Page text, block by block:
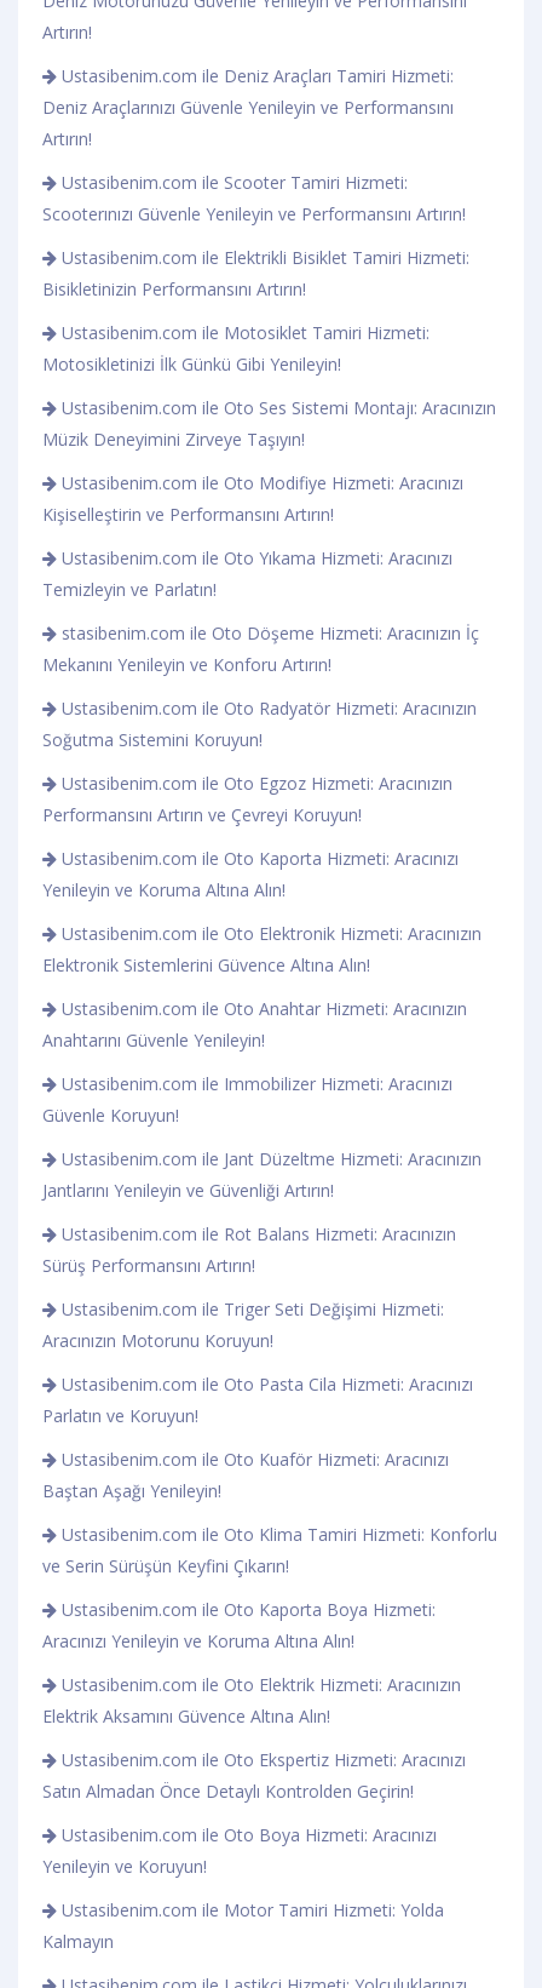
Artırın!
Ustasibenim.com ile Deniz Araçları Tamiri Hizmeti:
Deniz Araçlarınızı Güvenle Yenileyin ve Performansını
Artırın!
Ustasibenim.com ile Scooter Tamiri Hizmeti:
Scooterınızı Güvenle Yenileyin ve Performansını Artırın!
Ustasibenim.com ile Elektrikli Bisiklet Tamiri Hizmeti:
Bisikletinizin Performansını Artırın!
Ustasibenim.com ile Motosiklet Tamiri Hizmeti:
Motosikletinizi İlk Günkü Gibi Yenileyin!
Ustasibenim.com ile Oto Ses Sistemi Montajı: Aracınızın
Müzik Deneyimini Zirveye Taşıyın!
Ustasibenim.com ile Oto Modifiye Hizmeti: Aracınızı
Kişiselleştirin ve Performansını Artırın!
Ustasibenim.com ile Oto Yıkama Hizmeti: Aracınızı
Temizleyin ve Parlatın!
stasibenim.com ile Oto Döşeme Hizmeti: Aracınızın İç
Mekanını Yenileyin ve Konforu Artırın!
Ustasibenim.com ile Oto Radyatör Hizmeti: Aracınızın
Soğutma Sistemini Koruyun!
Ustasibenim.com ile Oto Egzoz Hizmeti: Aracınızın
Performansını Artırın ve Çevreyi Koruyun!
Ustasibenim.com ile Oto Kaporta Hizmeti: Aracınızı
Yenileyin ve Koruma Altına Alın!
Ustasibenim.com ile Oto Elektronik Hizmeti: Aracınızın
Elektronik Sistemlerini Güvence Altına Alın!
Ustasibenim.com ile Oto Anahtar Hizmeti: Aracınızın
Anahtarını Güvenle Yenileyin!
Ustasibenim.com ile Immobilizer Hizmeti: Aracınızı
Güvenle Koruyun!
Ustasibenim.com ile Jant Düzeltme Hizmeti: Aracınızın
Jantlarını Yenileyin ve Güvenliği Artırın!
Ustasibenim.com ile Rot Balans Hizmeti: Aracınızın
Sürüş Performansını Artırın!
Ustasibenim.com ile Triger Seti Değişimi Hizmeti:
Aracınızın Motorunu Koruyun!
Ustasibenim.com ile Oto Pasta Cila Hizmeti: Aracınızı
Parlatın ve Koruyun!
Ustasibenim.com ile Oto Kuaför Hizmeti: Aracınızı
Baştan Aşağı Yenileyin!
Ustasibenim.com ile Oto Klima Tamiri Hizmeti: Konforlu
ve Serin Sürüşün Keyfini Çıkarın!
Ustasibenim.com ile Oto Kaporta Boya Hizmeti:
Aracınızı Yenileyin ve Koruma Altına Alın!
Ustasibenim.com ile Oto Elektrik Hizmeti: Aracınızın
Elektrik Aksamını Güvence Altına Alın!
Ustasibenim.com ile Oto Ekspertiz Hizmeti: Aracınızı
Satın Almadan Önce Detaylı Kontrolden Geçirin!
Ustasibenim.com ile Oto Boya Hizmeti: Aracınızı
Yenileyin ve Koruyun!
Ustasibenim.com ile Motor Tamiri Hizmeti: Yolda
Kalmayın